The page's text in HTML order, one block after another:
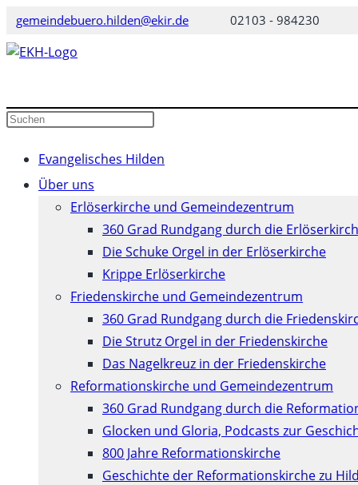
Zum
springen
gemeindebuero.hilden@ekir.de 02103 - 984230
Diese
durchsuchen
Press
to
search
panel.
Evangelisches Hilden
Über uns
Erlöserkirche und Gemeindezentrum
360 Grad Rundgang durch die
Die Schuke Orgel in der Erlöserkirche
Krippe Erlöserkirche
Friedenskirche und Gemeindezentrum
360 Grad Rundgang durch die
Die Strutz Orgel in der Friedenskirche
Das Nagelkreuz in der Friedenskirche
Reformationskirche und Gemeindezentrum
360 Grad Rundgang durch die
Glocken und Gloria, Podcasts zur
800 Jahre Reformationskirche
Geschichte der Reformationskirche zu